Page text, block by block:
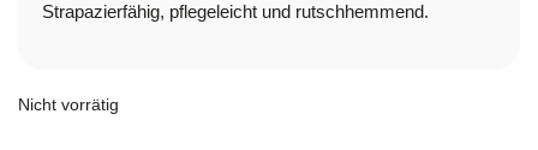
Strapazierfähig, pflegeleicht und rutschhemmend.
Nicht vorrätig